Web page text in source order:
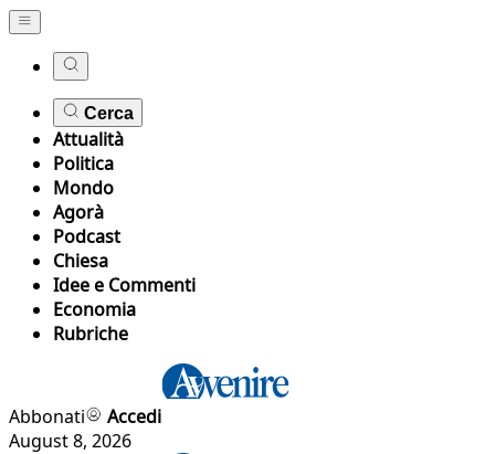
Cerca
Attualità
Politica
Mondo
Agorà
Podcast
Chiesa
Idee e Commenti
Economia
Rubriche
Abbonati
Accedi
August 8, 2026